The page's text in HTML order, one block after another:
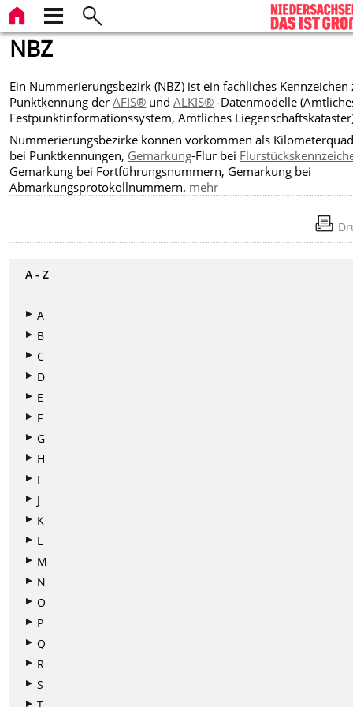
NBZ
Ein Nummerierungsbezirk (NBZ) ist ein fachliches Kennzeichen
Punktkennung derAFIS® undALKIS® -Datenmodelle
Festpunktinformationssystem, Amtliches
Nummerierungsbezirke können vorkommen als
bei Punktkennungen, Gemarkung-Flur bei
Gemarkung bei Fortführungsnummern, Gemarkung bei
Abmarkungsprotokollnummern. mehr
A - Z
A
B
C
D
E
F
G
H
I
J
K
L
M
N
O
P
Q
R
S